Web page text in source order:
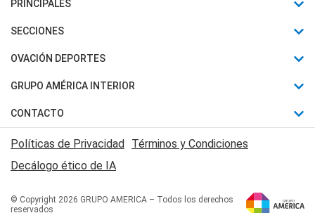
PRINCIPALES
Últimas Noticias
Política
Judiciales
Economia
SECCIONES
Horóscopo
Motores
Trucos caseros
Series y Películas
Edictos y Solicitadas
OVACIÓN DEPORTES
Fútbol
Mundial
Automovilismo
Rugby
Básquet
GRUPO AMÉRICA INTERIOR
Canal 7 en Vivo
San Juan 8
CONTACTO
Acerca de Nosotros
Contactanos
Políticas de Privacidad Términos y Condiciones
Decálogo ético de IA
© Copyright 2026 GRUPO AMERICA – Todos los derechos
reservados